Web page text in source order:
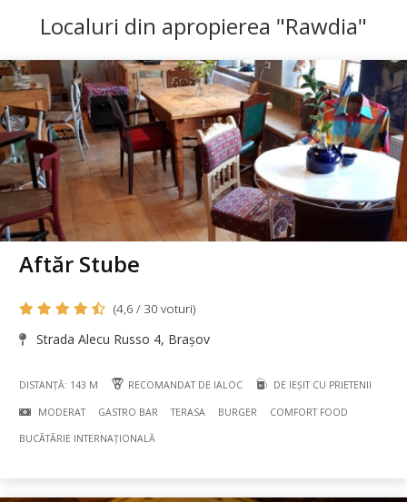
Localuri din apropierea "Rawdia"
Aftăr Stube
(4,6 / 30 voturi)
Strada Alecu Russo 4, Brașov
DISTANȚĂ: 143 M RECOMANDAT DE IALOC DE IEȘIT CU PRIETENII
MODERAT GASTRO BAR TERASA BURGER COMFORT FOOD
BUCÃTÃRIE INTERNAȚIONALĂ